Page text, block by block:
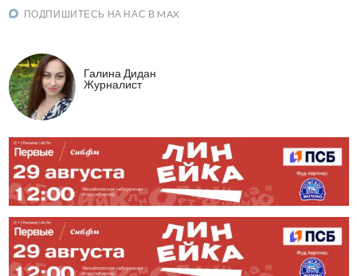
ПОДПИШИТЕСЬ НА НАС В MAX
Галина Дидан
Журналист